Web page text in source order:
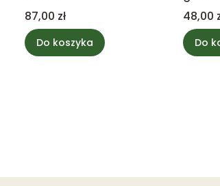
Cena
87,00 zł
Do koszyka
Cena
48,00
Do